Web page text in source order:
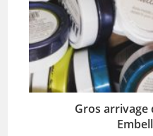
Gros arrivage